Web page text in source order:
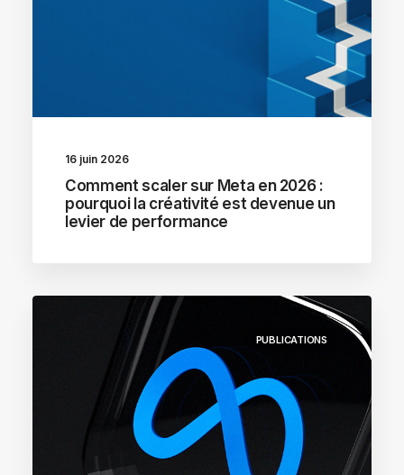
16 juin 2026
Comment scaler sur Meta en 2026 :
pourquoi la créativité est devenue un
levier de performance
PUBLICATIONS